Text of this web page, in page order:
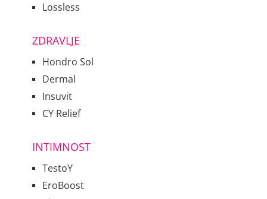
Lossless
ZDRAVLJE
Hondro Sol
Dermal
Insuvit
CY Relief
INTIMNOST
TestoY
EroBoost